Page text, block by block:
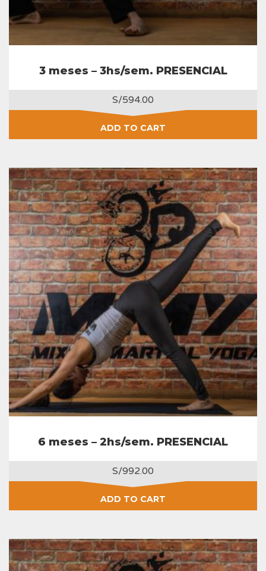
3 meses – 3hs/sem. PRESENCIAL
S/594.00
ADD TO CART
6 meses – 2hs/sem. PRESENCIAL
S/992.00
ADD TO CART